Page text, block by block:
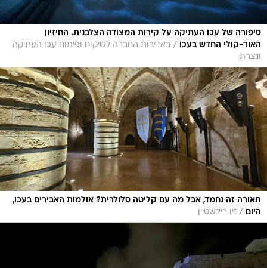
סיפורה של עכו העתיקה על קירות המצודה הצלבנית. החיזיון
האור-קולי החדש בעכו
/ באדיבות החברה לשיקום ופיתוח עכו העתיקה
ונצרת
תאורה זה נחמד, אבל מה עם קליטה סלולרית? אולמות האבירים בעכו,
היום
/ זיו ריינשטיין